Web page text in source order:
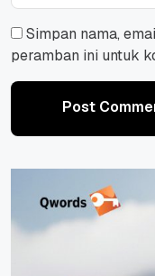
Simpan nama,
peramban ini untuk
Post